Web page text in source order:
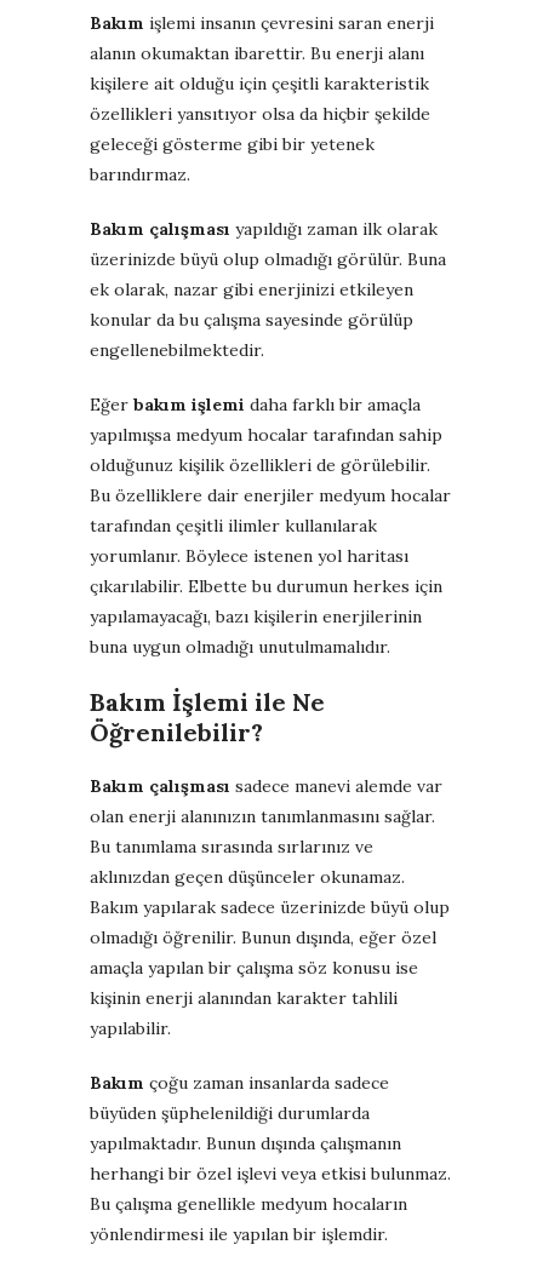
Bakım işlemi insanın çevresini saran enerji
alanın okumaktan ibarettir. Bu enerji alanı
kişilere ait olduğu için çeşitli karakteristik
özellikleri yansıtıyor olsa da hiçbir şekilde
geleceği gösterme gibi bir yetenek
barındırmaz.
Bakım çalışması yapıldığı zaman ilk olarak
üzerinizde büyü olup olmadığı görülür. Buna
ek olarak, nazar gibi enerjinizi etkileyen
konular da bu çalışma sayesinde görülüp
engellenebilmektedir.
Eğer bakım işlemi daha farklı bir amaçla
yapılmışsa medyum hocalar tarafından sahip
olduğunuz kişilik özellikleri de görülebilir.
Bu özelliklere dair enerjiler medyum hocalar
tarafından çeşitli ilimler kullanılarak
yorumlanır. Böylece istenen yol haritası
çıkarılabilir. Elbette bu durumun herkes için
yapılamayacağı, bazı kişilerin enerjilerinin
buna uygun olmadığı unutulmamalıdır.
Bakım İşlemi ile Ne
Öğrenilebilir?
Bakım çalışması sadece manevi alemde var
olan enerji alanınızın tanımlanmasını sağlar.
Bu tanımlama sırasında sırlarınız ve
aklınızdan geçen düşünceler okunamaz.
Bakım yapılarak sadece üzerinizde büyü olup
olmadığı öğrenilir. Bunun dışında, eğer özel
amaçla yapılan bir çalışma söz konusu ise
kişinin enerji alanından karakter tahlili
yapılabilir.
Bakım çoğu zaman insanlarda sadece
büyüden şüphelenildiği durumlarda
yapılmaktadır. Bunun dışında çalışmanın
herhangi bir özel işlevi veya etkisi bulunmaz.
Bu çalışma genellikle medyum hocaların
yönlendirmesi ile yapılan bir işlemdir.